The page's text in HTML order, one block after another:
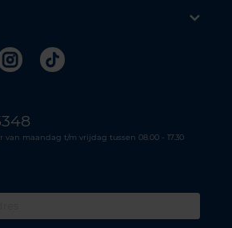
Instagram
Tiktok
van maandag t/m vrijdag tussen 08.00 - 17.30